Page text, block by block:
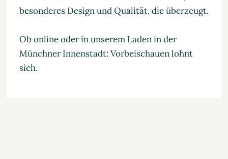
besonderes Design und Qualität, die überzeugt.
Ob online oder in unserem Laden in der
Münchner Innenstadt: Vorbeischauen lohnt
sich.